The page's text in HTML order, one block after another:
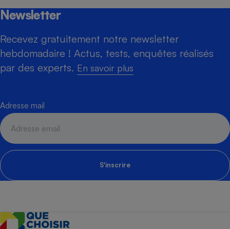
Newsletter
Recevez gratuitement notre newsletter
hebdomadaire ! Actus, tests, enquêtes réalisés
par des experts. En savoir plus
Adresse mail
S'inscrire